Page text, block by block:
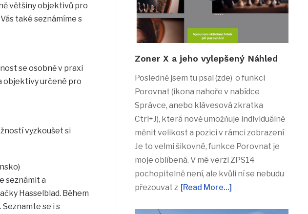
většiny objektivů pro
také seznámíme s
se osobně v praxi
objektivy určené pro
vyzkoušet si
seznámit a
Hasselblad. Během
se i s
Zoner X a jeho vylepšený Náhled
Posledně jsem tu psal (zde) o funkci
Porovnat (ikona nahoře v nabídce
Správce, anebo klávesová zkratka
Ctrl+J), která nově umožňuje individuálně
měnit velikost a pozici v rámci zobrazení
Je to velmi šikovné, funkce Porovnat je
moje oblíbená. V mé verzi ZPS14
pochopitelně není, ale kvůli ní se nebudu
přezouvat z [Read More…]